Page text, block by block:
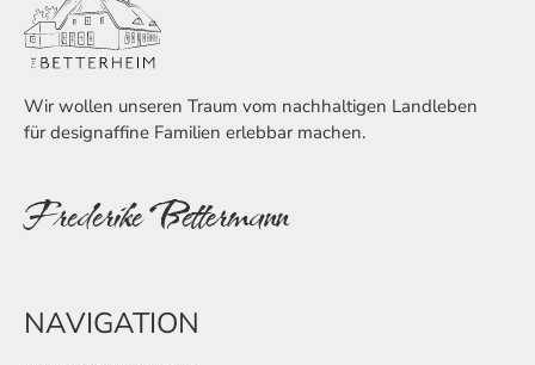
Wir wollen unseren Traum vom nachhaltigen Landleben
für designaffine Familien erlebbar machen.
Frederike Bettermann
NAVIGATION